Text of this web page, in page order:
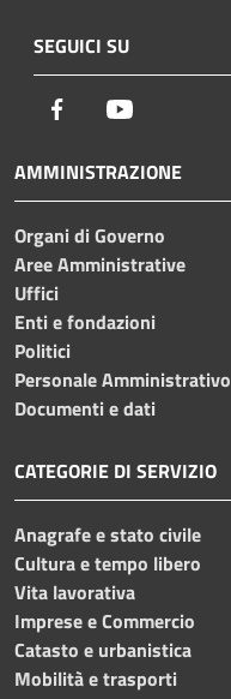
SEGUICI SU
Facebook
AMMINISTRAZIONE
Organi di Governo
Aree Amministrative
Uffici
Enti e fondazioni
Politici
Personale Amministrativo
Documenti e dati
CATEGORIE DI SERVIZIO
Anagrafe e stato civile
Cultura e tempo libero
Vita lavorativa
Imprese e Commercio
Catasto e urbanistica
Mobilità e trasporti